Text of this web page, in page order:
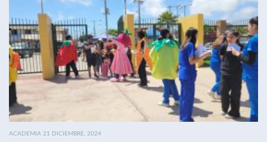
ACADEMIA 21 DICIEMBRE, 2024